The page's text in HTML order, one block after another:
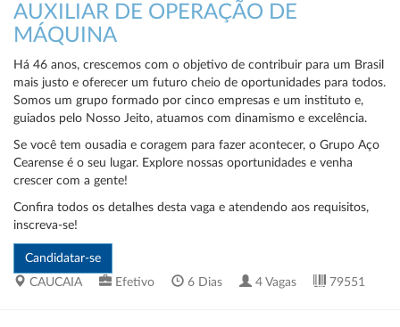
AUXILIAR DE OPERAÇÃO DE
MÁQUINA
Há 46 anos, crescemos com o objetivo de contribuir para um Brasil
mais justo e oferecer um futuro cheio de oportunidades para todos.
Somos um grupo formado por cinco empresas e um instituto e,
guiados pelo Nosso Jeito, atuamos com dinamismo e excelência.
Se você tem ousadia e coragem para fazer acontecer, o Grupo Aço
Cearense é o seu lugar. Explore nossas oportunidades e venha
crescer com a gente!
Confira todos os detalhes desta vaga e atendendo aos requisitos,
inscreva-se!
CAUCAIA Efetivo 6 Dias 4 Vagas 79551